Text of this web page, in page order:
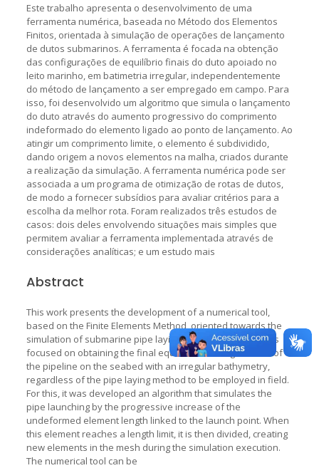
Este trabalho apresenta o desenvolvimento de uma
ferramenta numérica, baseada no Método dos Elementos
Finitos, orientada à simulação de operações de lançamento
de dutos submarinos. A ferramenta é focada na obtenção
das configurações de equilíbrio finais do duto apoiado no
leito marinho, em batimetria irregular, independentemente
do método de lançamento a ser empregado em campo. Para
isso, foi desenvolvido um algoritmo que simula o lançamento
do duto através do aumento progressivo do comprimento
indeformado do elemento ligado ao ponto de lançamento. Ao
atingir um comprimento limite, o elemento é subdividido,
dando origem a novos elementos na malha, criados durante
a realização da simulação. A ferramenta numérica pode ser
associada a um programa de otimização de rotas de dutos,
de modo a fornecer subsídios para avaliar critérios para a
escolha da melhor rota. Foram realizados três estudos de
casos: dois deles envolvendo situações mais simples que
permitem avaliar a ferramenta implementada através de
considerações analíticas; e um estudo mais
Abstract
This work presents the development of a numerical tool,
based on the Finite Elements Method, oriented towards the
simulation of submarine pipe laying operations. The tool is
focused on obtaining the final equilibrium configurations of
the pipeline on the seabed with an irregular bathymetry,
regardless of the pipe laying method to be employed in field.
For this, it was developed an algorithm that simulates the
pipe launching by the progressive increase of the
undeformed element length linked to the launch point. When
this element reaches a length limit, it is then divided, creating
new elements in the mesh during the simulation execution.
The numerical tool can be